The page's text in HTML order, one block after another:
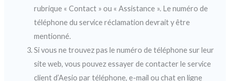
rubrique « Contact » ou « Assistance ». Le numéro de
téléphone du service réclamation devrait y être
mentionné.
Si vous ne trouvez pas le numéro de téléphone sur leur
site web, vous pouvez essayer de contacter le service
client d’Aesio par téléphone, e-mail ou chat en ligne